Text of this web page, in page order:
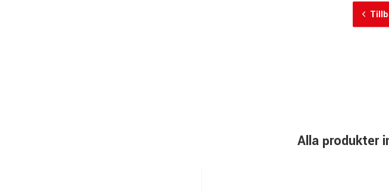
Alla produkter